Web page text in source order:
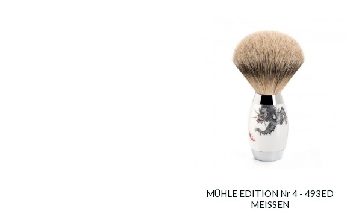
MÜHLE EDITION Nr 4 - 493ED
MEISSEN